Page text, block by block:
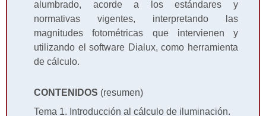
alumbrado, acorde a los estándares y
normativas vigentes, interpretando las
magnitudes fotométricas que intervienen y
utilizando el software Dialux, como herramienta
de cálculo.
CONTENIDOS (resumen)
Tema 1. Introducción al cálculo de iluminación.